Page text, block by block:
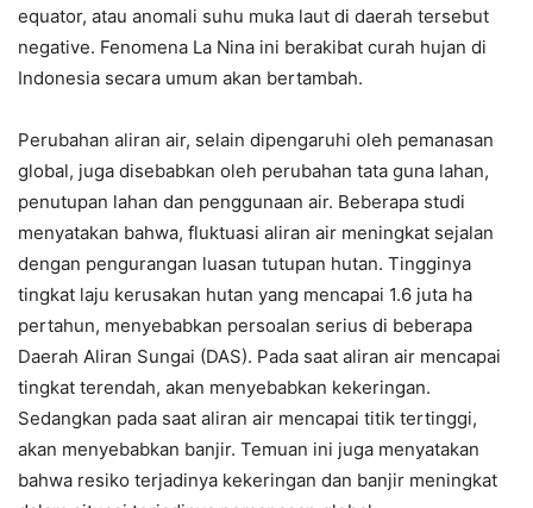
equator, atau anomali suhu muka laut di daerah tersebut
negative. Fenomena La Nina ini berakibat curah hujan di
Indonesia secara umum akan bertambah.
Perubahan aliran air, selain dipengaruhi oleh pemanasan
global, juga disebabkan oleh perubahan tata guna lahan,
penutupan lahan dan penggunaan air. Beberapa studi
menyatakan bahwa, fluktuasi aliran air meningkat sejalan
dengan pengurangan luasan tutupan hutan. Tingginya
tingkat laju kerusakan hutan yang mencapai 1.6 juta ha
pertahun, menyebabkan persoalan serius di beberapa
Daerah Aliran Sungai (DAS). Pada saat aliran air mencapai
tingkat terendah, akan menyebabkan kekeringan.
Sedangkan pada saat aliran air mencapai titik tertinggi,
akan menyebabkan banjir. Temuan ini juga menyatakan
bahwa resiko terjadinya kekeringan dan banjir meningkat